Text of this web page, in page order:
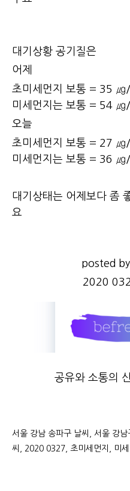
대기상황 공기질은
어제
초미세먼지 보통 = 35 ㎍
미세먼지는 보통 = 54 ㎍
오늘
초미세먼지 보통 = 27 ㎍
미세먼지는 보통 = 36 ㎍
대기상태는 어제보다 좀
요
posted
2020
공유와 소통의
서울 강남 송파구 날씨, 서울 강
씨, 2020 0327, 초미세먼지, 미세